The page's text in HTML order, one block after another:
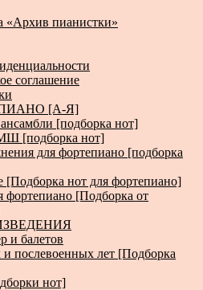
«Архив пианистки»
соглашение
[А-Я]
[подборка нот]
[подборка нот]
для фортепиано [подборка
[Подборка нот для фортепиано]
фортепиано [Подборка от
балетов
послевоенных лет [Подборка
нот]